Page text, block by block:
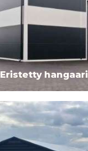
Eristetty hangaari